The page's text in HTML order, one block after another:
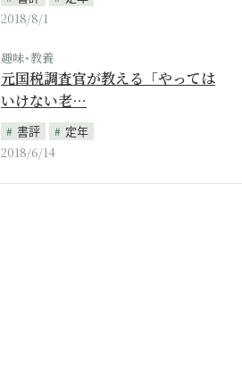
2018/8/1
趣味･教養
元国税調査官が教える「やっては
いけない老…
書評
定年
2018/6/14